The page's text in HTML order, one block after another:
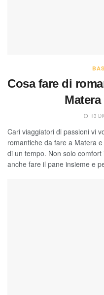
Cosa fare di
13
Cari viaggiatori di passioni vi
romantiche da fare a Matera
di un tempo. Non solo
anche fare il pane insieme e